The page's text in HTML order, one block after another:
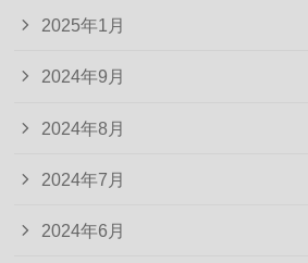
2025年1月
2024年9月
2024年8月
2024年7月
2024年6月